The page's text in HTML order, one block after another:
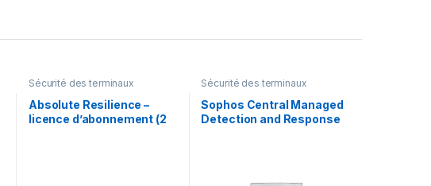
Sécurité des terminaux
Absolute Resilience –
licence d’abonnement (2
Sécurité des terminaux
Sophos Central Managed
Detection and Response